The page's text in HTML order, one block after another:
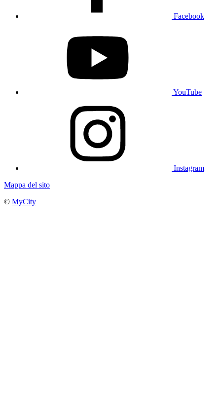
Facebook
YouTube
Instagram
Mappa del sito
© MyCity